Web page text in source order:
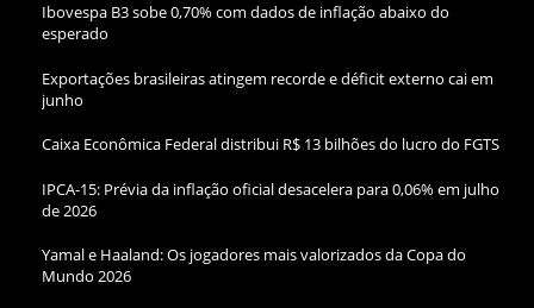
Ibovespa B3 sobe 0,70% com dados de inflação abaixo do
esperado
Exportações brasileiras atingem recorde e déficit externo cai em
junho
Caixa Econômica Federal distribui R$ 13 bilhões do lucro do FGTS
IPCA-15: Prévia da inflação oficial desacelera para 0,06% em julho
de 2026
Yamal e Haaland: Os jogadores mais valorizados da Copa do
Mundo 2026